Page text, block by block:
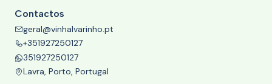
Contactos
geral@vinhalvarinho.pt
+351927250127
351927250127
Lavra, Porto, Portugal